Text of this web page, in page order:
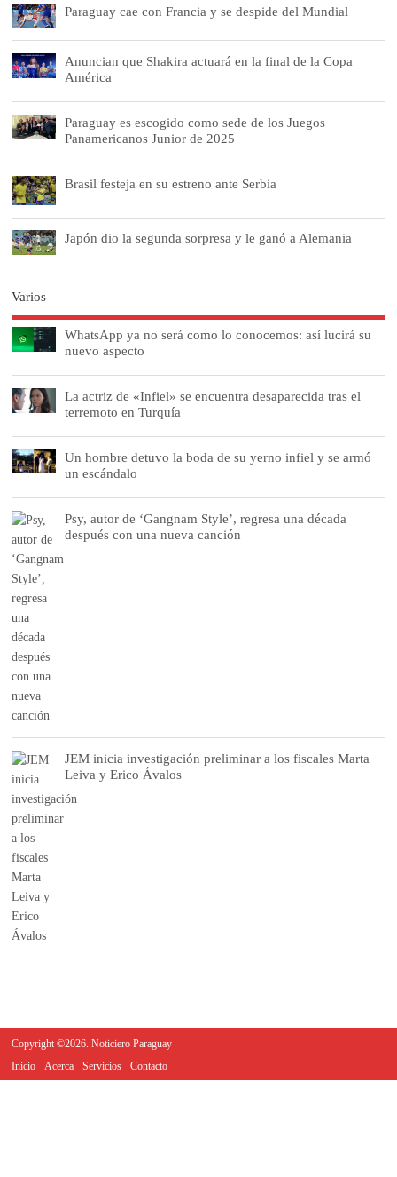
Paraguay cae con Francia y se despide del Mundial
Anuncian que Shakira actuará en la final de la Copa
América
Paraguay es escogido como sede de los Juegos
Panamericanos Junior de 2025
Brasil festeja en su estreno ante Serbia
Japón dio la segunda sorpresa y le ganó a Alemania
Varios
WhatsApp ya no será como lo conocemos: así lucirá su
nuevo aspecto
La actriz de «Infiel» se encuentra desaparecida tras el
terremoto en Turquía
Un hombre detuvo la boda de su yerno infiel y se armó
un escándalo
Psy, autor de ‘Gangnam Style’, regresa una década
después con una nueva canción
JEM inicia investigación preliminar a los fiscales Marta
Leiva y Erico Ávalos
Copyright ©2026. Noticiero Paraguay
Inicio
Acerca Servicios Contacto